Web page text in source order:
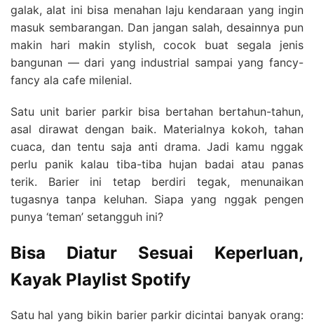
galak, alat ini bisa menahan laju kendaraan yang ingin
masuk sembarangan. Dan jangan salah, desainnya pun
makin hari makin stylish, cocok buat segala jenis
bangunan — dari yang industrial sampai yang fancy-
fancy ala cafe milenial.
Satu unit barier parkir bisa bertahan bertahun-tahun,
asal dirawat dengan baik. Materialnya kokoh, tahan
cuaca, dan tentu saja anti drama. Jadi kamu nggak
perlu panik kalau tiba-tiba hujan badai atau panas
terik. Barier ini tetap berdiri tegak, menunaikan
tugasnya tanpa keluhan. Siapa yang nggak pengen
punya ‘teman’ setangguh ini?
Bisa Diatur Sesuai Keperluan,
Kayak Playlist Spotify
Satu hal yang bikin barier parkir dicintai banyak orang: